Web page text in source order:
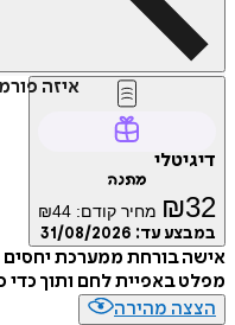
איזה
דיגיטלי
מתנה
₪32 מחיר קודם: ₪44
במבצע עד: 31/08/2026
אישה בורחת ממערכת
מפלט באפיית לחם ותוך כדי
הצצה מהירה